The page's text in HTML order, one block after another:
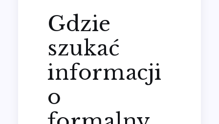
Gdzie
szukać
informacji
o